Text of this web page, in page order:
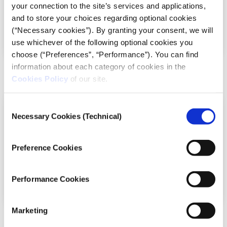
your connection to the site’s services and applications,
and to store your choices regarding optional cookies
(“Necessary cookies”). By granting your consent, we will
use whichever of the following optional cookies you
choose (“Preferences”, “Performance”). You can find
information about each category of cookies in the
Cookies Policy of our site.
Selection
Necessary Cookies (Technical)
Preference Cookies
Performance Cookies
Marketing
Χούλιγκαν Εξπρές
εξομολόγηση του αδερφού του Μιχάλη Κατσούρη,
Γιώργου Ζερβογιώργη...Read more
Χούλιγκαν Εξπρές
02. «Εκλεκτικές Συγγένειες»: Στο
Ζάγκρεμπ με τους BBB
iMEdD Podcasts
ντέρμπι» του κροατικού πρωταθλήματος μεταξύ
ηγετικά στελέχη των πολυσυζητημένων Bad Blue
03. «Όχι Βία στα Γήπεδα». Έξω